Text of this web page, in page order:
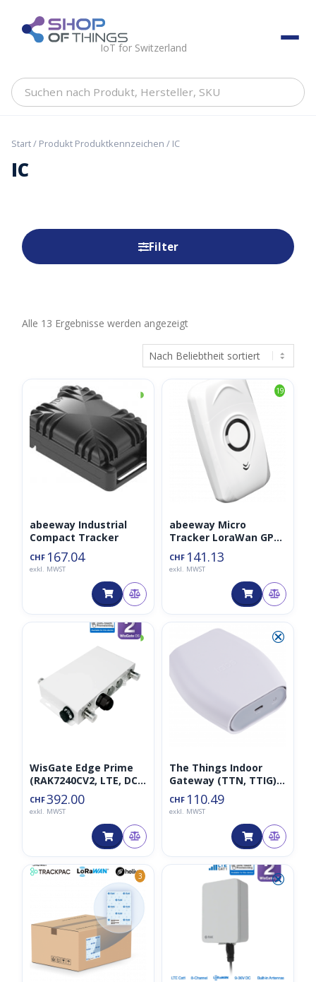
content ShopOfThings
IoT for Switzerland
Suchen
Hersteller,
Start/ Produkt Produktkennzeichen / IC
IC
Filter
Alle 13 Ergebnisse werden angezeigtNach
Beliebtheit
sortiert
◑
abeeway Industrial
Compact Tracker
CHF 167.04
exkl. MWST
19
abeeway Micro
Tracker LoraWan GPS
Tracker V3
CHF 141.13
exkl. MWST
◑
WisGate Edge Prime
(RAK7240CV2, LTE, DC
868MHz)
CHF392.00
exkl. MWST
⮿
The Things Indoor
Gateway (TTN, TTIG),
EU868, 8-Kanal-
LoRaWAN-Gateway
basierend auf SX1308
CHF 110.49
exkl. MWST
3 ⮿